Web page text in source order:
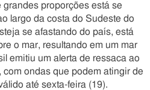
proporções está se
largo da costa do Sudeste do
se afastando do país, está
o mar, resultando em um mar
emitiu um alerta de ressaca ao
com ondas que podem atingir de
até sexta-feira (19).